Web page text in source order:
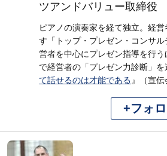
ツアンドバリュー取締役
ピアノの演奏家を経て独立。経
す「トップ・プレゼン・コンサ
営者を中心にプレゼン指導を行う
で経営者の「プレゼン力診断」
て話せるのは才能である 』（宣伝
+フォ